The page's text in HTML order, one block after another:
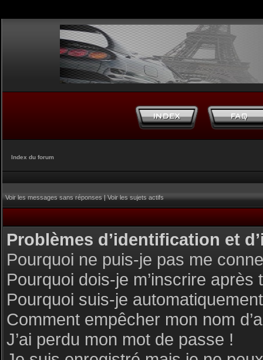
Index du forum
Voir les messages sans réponses|Voir les sujets actifs
Problèmes d’identification et
Pourquoi ne puis-je pas me
Pourquoi dois-je m’inscrire après
Pourquoi suis-je
Comment empêcher mon nom
J’ai perdu mon mot de passe !